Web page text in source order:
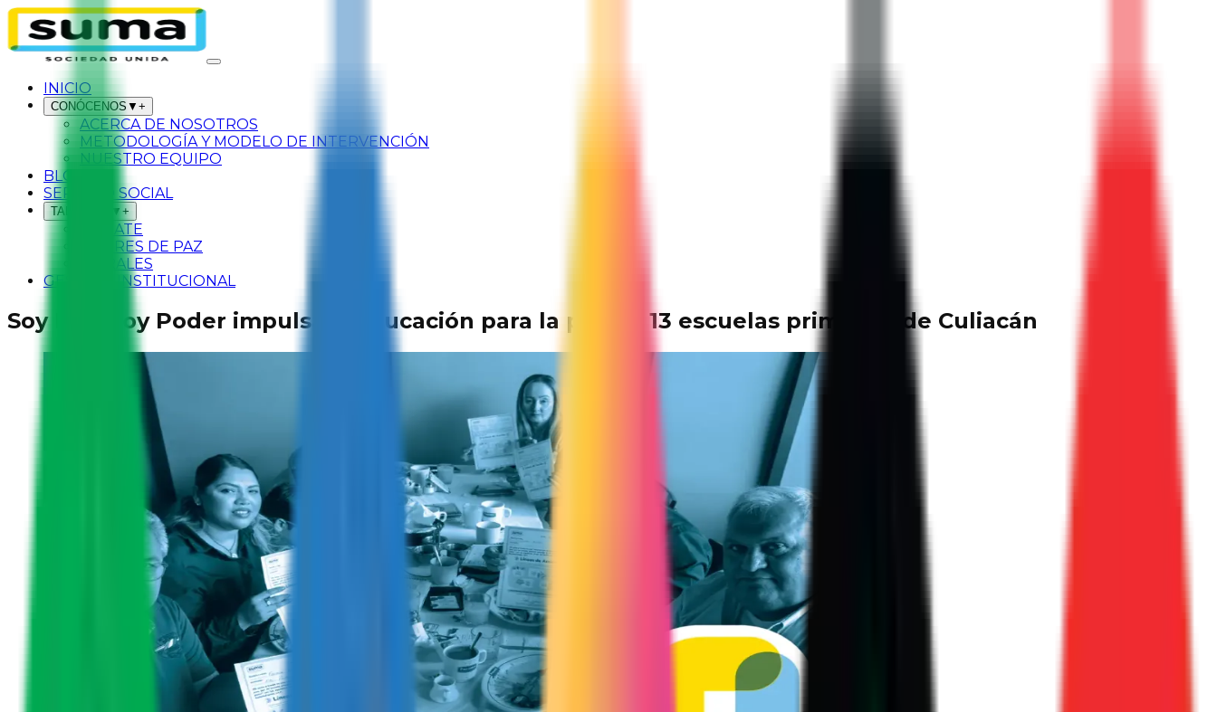
INICIO
CONÓCENOS ▼ +
ACERCA DE NOSOTROS
METODOLOGÍA Y MODELO DE INTERVENCIÓN
NUESTRO EQUIPO
BLOG
SERVICIO SOCIAL
TALLERES ▼ +
SÚMATE
LÍDERES DE PAZ
MURALES
GESTIÓN INSTITUCIONAL
Soy Paz, Soy Poder impulsará educación para la paz en 13 escuelas primarias de Culiacán